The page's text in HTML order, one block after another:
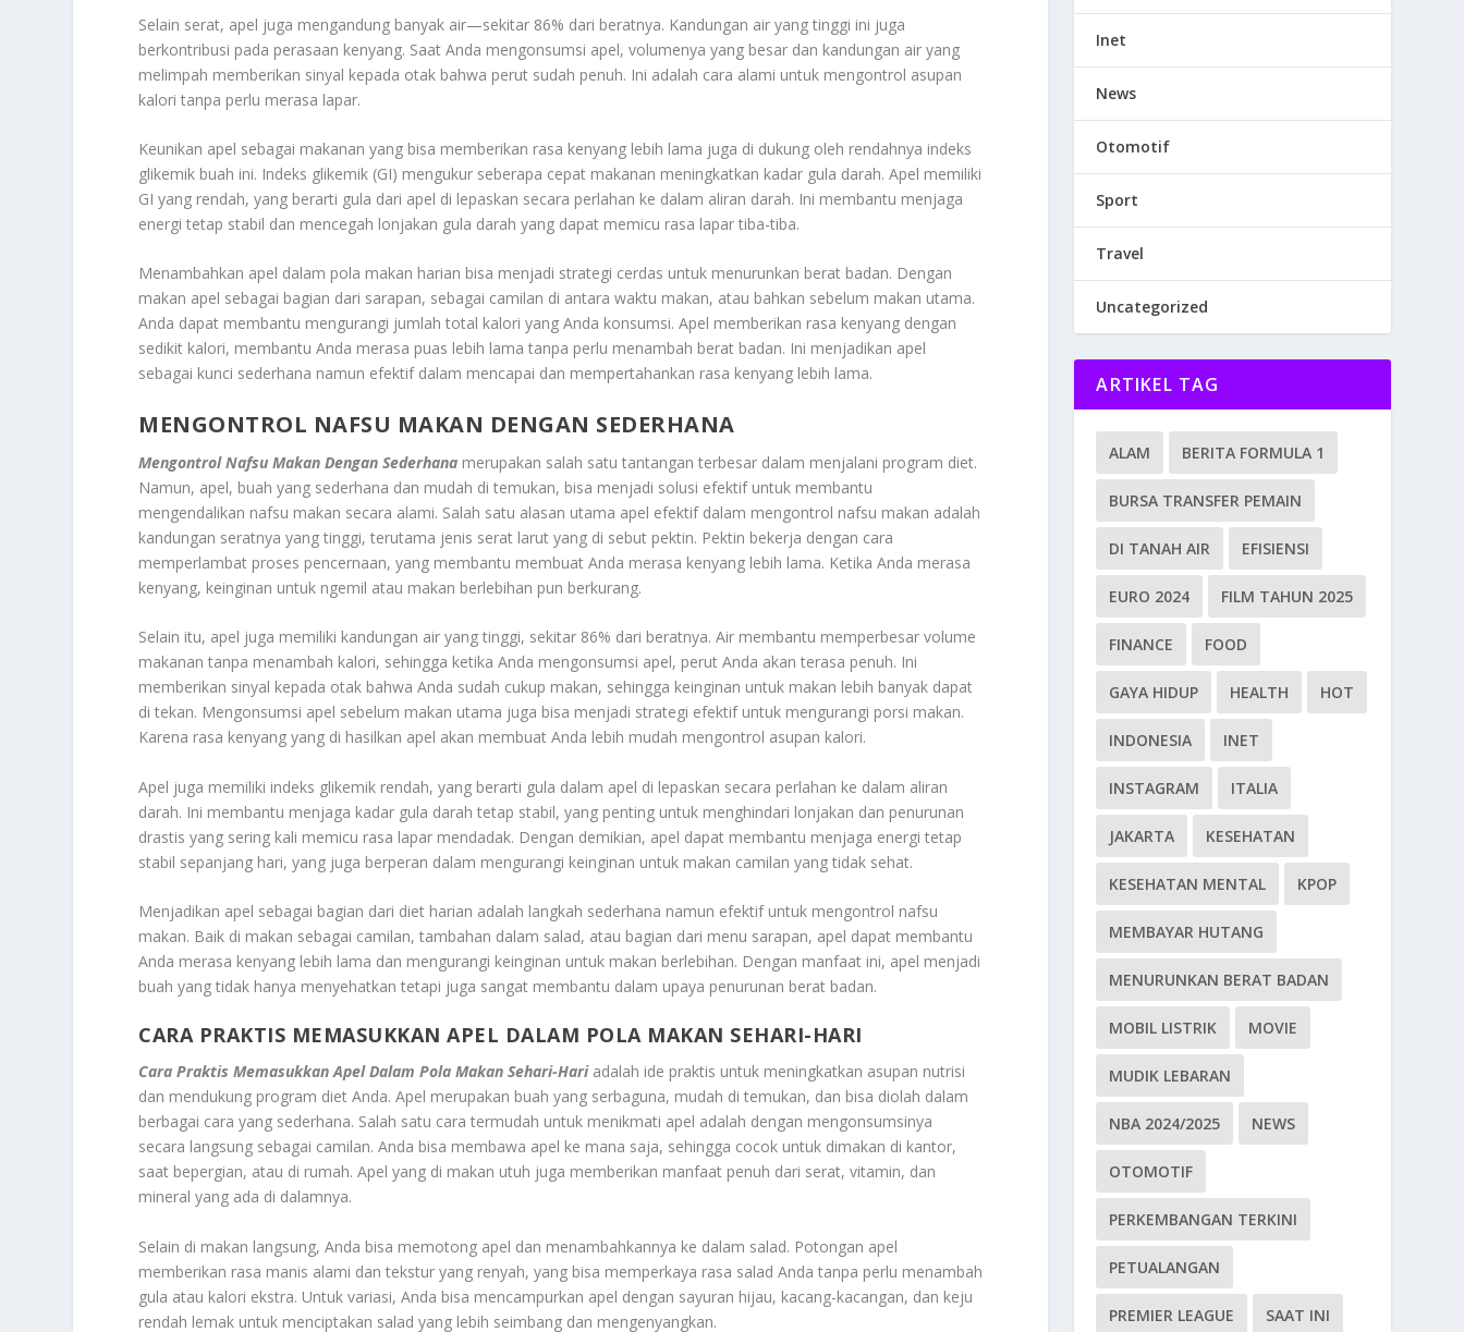
Selain serat, apel juga mengandung banyak air—sekitar 86% dari beratnya. Kandungan air yang tinggi ini juga
berkontribusi pada perasaan kenyang. Saat Anda mengonsumsi apel, volumenya yang besar dan kandungan air yang
melimpah memberikan sinyal kepada otak bahwa perut sudah penuh. Ini adalah cara alami untuk mengontrol asupan
kalori tanpa perlu merasa lapar.
Keunikan apel sebagai makanan yang bisa memberikan rasa kenyang lebih lama juga di dukung oleh rendahnya indeks
glikemik buah ini. Indeks glikemik (GI) mengukur seberapa cepat makanan meningkatkan kadar gula darah. Apel memiliki
GI yang rendah, yang berarti gula dari apel di lepaskan secara perlahan ke dalam aliran darah. Ini membantu menjaga
energi tetap stabil dan mencegah lonjakan gula darah yang dapat memicu rasa lapar tiba-tiba.
Menambahkan apel dalam pola makan harian bisa menjadi strategi cerdas untuk menurunkan berat badan. Dengan
makan apel sebagai bagian dari sarapan, sebagai camilan di antara waktu makan, atau bahkan sebelum makan utama.
Anda dapat membantu mengurangi jumlah total kalori yang Anda konsumsi. Apel memberikan rasa kenyang dengan
sedikit kalori, membantu Anda merasa puas lebih lama tanpa perlu menambah berat badan. Ini menjadikan apel
sebagai kunci sederhana namun efektif dalam mencapai dan mempertahankan rasa kenyang lebih lama.
MENGONTROL NAFSU MAKAN DENGAN SEDERHANA
Mengontrol Nafsu Makan Dengan Sederhana merupakan salah satu tantangan terbesar dalam menjalani program diet.
Namun, apel, buah yang sederhana dan mudah di temukan, bisa menjadi solusi efektif untuk membantu
mengendalikan nafsu makan secara alami. Salah satu alasan utama apel efektif dalam mengontrol nafsu makan adalah
kandungan seratnya yang tinggi, terutama jenis serat larut yang di sebut pektin. Pektin bekerja dengan cara
memperlambat proses pencernaan, yang membantu membuat Anda merasa kenyang lebih lama. Ketika Anda merasa
kenyang, keinginan untuk ngemil atau makan berlebihan pun berkurang.
Selain itu, apel juga memiliki kandungan air yang tinggi, sekitar 86% dari beratnya. Air membantu memperbesar volume
makanan tanpa menambah kalori, sehingga ketika Anda mengonsumsi apel, perut Anda akan terasa penuh. Ini
memberikan sinyal kepada otak bahwa Anda sudah cukup makan, sehingga keinginan untuk makan lebih banyak dapat
di tekan. Mengonsumsi apel sebelum makan utama juga bisa menjadi strategi efektif untuk mengurangi porsi makan.
Karena rasa kenyang yang di hasilkan apel akan membuat Anda lebih mudah mengontrol asupan kalori.
Apel juga memiliki indeks glikemik rendah, yang berarti gula dalam apel di lepaskan secara perlahan ke dalam aliran
darah. Ini membantu menjaga kadar gula darah tetap stabil, yang penting untuk menghindari lonjakan dan penurunan
drastis yang sering kali memicu rasa lapar mendadak. Dengan demikian, apel dapat membantu menjaga energi tetap
stabil sepanjang hari, yang juga berperan dalam mengurangi keinginan untuk makan camilan yang tidak sehat.
Menjadikan apel sebagai bagian dari diet harian adalah langkah sederhana namun efektif untuk mengontrol nafsu
makan. Baik di makan sebagai camilan, tambahan dalam salad, atau bagian dari menu sarapan, apel dapat membantu
Anda merasa kenyang lebih lama dan mengurangi keinginan untuk makan berlebihan. Dengan manfaat ini, apel menjadi
buah yang tidak hanya menyehatkan tetapi juga sangat membantu dalam upaya penurunan berat badan.
CARA PRAKTIS MEMASUKKAN APEL DALAM POLA MAKAN SEHARI-HARI
Cara Praktis Memasukkan Apel Dalam Pola Makan Sehari-Hariadalah ide praktis untuk meningkatkan asupan nutrisi
dan mendukung program diet Anda. Apel merupakan buah yang serbaguna, mudah di temukan, dan bisa diolah dalam
berbagai cara yang sederhana. Salah satu cara termudah untuk menikmati apel adalah dengan mengonsumsinya
secara langsung sebagai camilan. Anda bisa membawa apel ke mana saja, sehingga cocok untuk dimakan di kantor,
saat bepergian, atau di rumah. Apel yang di makan utuh juga memberikan manfaat penuh dari serat, vitamin, dan
mineral yang ada di dalamnya.
Selain di makan langsung, Anda bisa memotong apel dan menambahkannya ke dalam salad. Potongan apel
memberikan rasa manis alami dan tekstur yang renyah, yang bisa memperkaya rasa salad Anda tanpa perlu menambah
gula atau kalori ekstra. Untuk variasi, Anda bisa mencampurkan apel dengan sayuran hijau, kacang-kacangan, dan keju
rendah lemak untuk menciptakan salad yang lebih seimbang dan mengenyangkan.
Inet
News
Otomotif
Sport
Travel
Uncategorized
ARTIKEL TAG
ALAM BERITA FORMULA 1
BURSA TRANSFER PEMAIN
DI TANAH AIR EFISIENSI
EURO 2024 FILM TAHUN 2025
FINANCE FOOD
GAYA HIDUP HEALTH HOT
INDONESIA INET
INSTAGRAM ITALIA
JAKARTA KESEHATAN
KESEHATAN MENTAL KPOP
MEMBAYAR HUTANG
MENURUNKAN BERAT BADAN
MOBIL LISTRIK MOVIE
MUDIK LEBARAN
NBA 2024/2025 NEWS
OTOMOTIF
PERKEMBANGAN TERKINI
PETUALANGAN
PREMIER LEAGUE SAAT INI